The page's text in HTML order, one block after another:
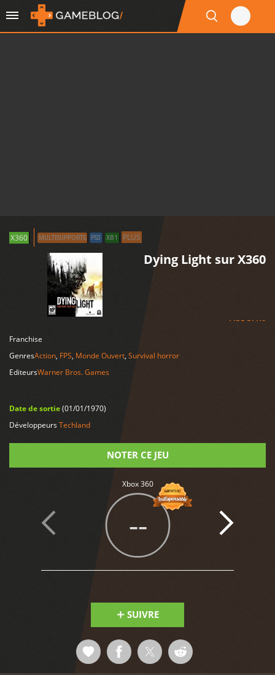
X360 MULTISUPPORTS PS3 XB1 PLUS
Dying Light sur X360
LIRE PLUS
Franchise
GenresAction, FPS, Monde Ouvert, Survival horror
EditeursWarner Bros. Games
Date de sortie(01/01/1970)
DéveloppeursTechland
NOTER CE JEU
Xbox 360
--
SUIVRE